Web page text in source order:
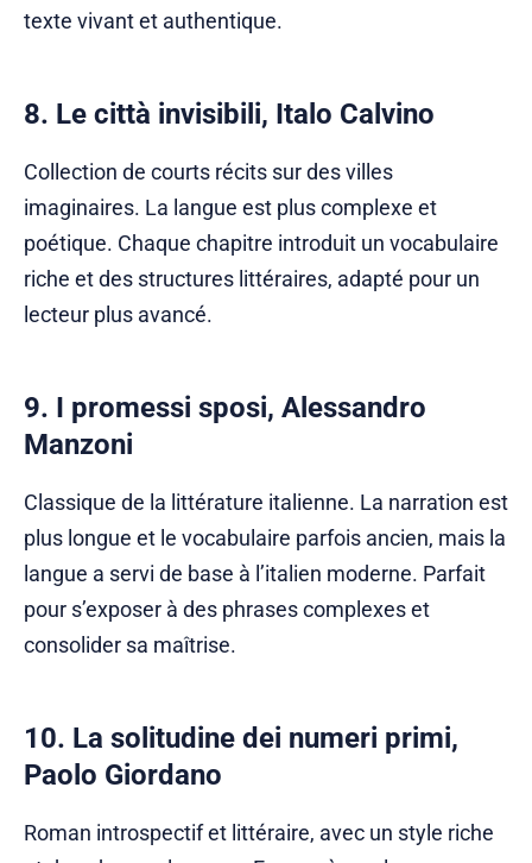
texte vivant et authentique.
8. Le città invisibili, Italo Calvino
Collection de courts récits sur des villes
imaginaires. La langue est plus complexe et
poétique. Chaque chapitre introduit un vocabulaire
riche et des structures littéraires, adapté pour un
lecteur plus avancé.
9. I promessi sposi, Alessandro
Manzoni
Classique de la littérature italienne. La narration est
plus longue et le vocabulaire parfois ancien, mais la
langue a servi de base à l’italien moderne. Parfait
pour s’exposer à des phrases complexes et
consolider sa maîtrise.
10. La solitudine dei numeri primi,
Paolo Giordano
Roman introspectif et littéraire, avec un style riche